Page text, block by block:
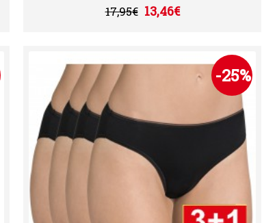
17,95€ 13,46€
-25%